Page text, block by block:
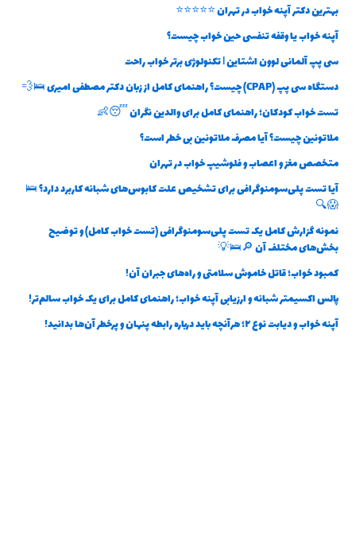
بهترین دکتر آپنه خواب در تهران ⭐⭐⭐⭐⭐
آپنه خواب یا وقفه تنفسی حین خواب چیست؟
سی پپ آلمانی لوون اشتاین | تکنولوژی برتر خواب راحت
دستگاه سی پپ (CPAP) چیست؟ راهنمای کامل از زبان دکتر مصطفی امیری 🛌💨
تست خواب کودکان؛ راهنمای کامل برای والدین نگران 😴👶
ملاتونین چیست؟ آیا مصرف ملاتونین بی خطر است؟
متخصص مغز و اعصاب و فلوشیپ خواب در تهران
آیا تست پلی‌سومنوگرافی برای تشخیص علت کابوس‌های شبانه کاربرد دارد؟ 🛌
😱🔍
نمونه گزارش کامل یک تست پلی‌سومنوگرافی (تست خواب کامل) و توضیح
بخش‌های مختلف آن 🔎🛌💡
کمبود خواب؛ قاتل خاموش سلامتی و راه‌های جبران آن!
پالس اکسیمتر شبانه و ارزیابی آپنه خواب؛ راهنمای کامل برای یک خواب سالم‌تر!
آپنه خواب و دیابت نوع ۲؛ هرآنچه باید درباره رابطه پنهان و پرخطر آن‌ها بدانید!